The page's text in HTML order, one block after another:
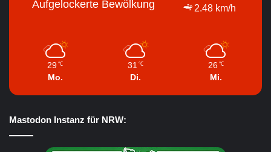
Aufgelockerte Bewölkung
2.48 km/h
29 ℃
Mo.
31 ℃
Di.
26 ℃
Mi.
Mastodon Instanz für NRW: